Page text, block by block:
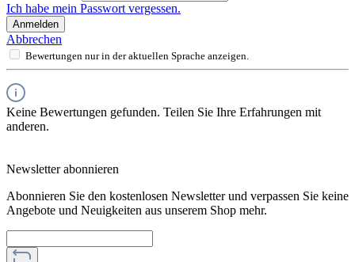
Ich habe mein Passwort vergessen.
Anmelden
Abbrechen
Bewertungen nur in der aktuellen Sprache anzeigen.
Keine Bewertungen gefunden. Teilen Sie Ihre Erfahrungen mit
anderen.
Newsletter abonnieren
Abonnieren Sie den kostenlosen Newsletter und verpassen Sie keine
Angebote und Neuigkeiten aus unserem Shop mehr.